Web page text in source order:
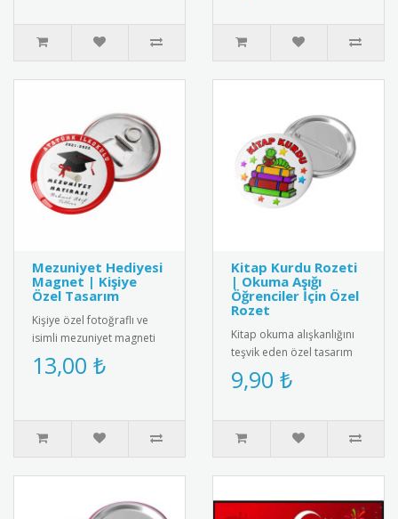
Mezuniyet Hediyesi
Magnet | Kişiye
Özel Tasarım
Kişiye özel fotoğraflı ve
isimli mezuniyet magneti
ile mezuniyet anını anlamlı
bir hediyeyle ölümsüz..
13,00 ₺
Kitap Kurdu Rozeti
| Okuma Aşığı
Öğrenciler İçin Özel
Rozet
Kitap okuma alışkanlığını
teşvik eden özel tasarım
rozet. Okuma sevgisini
yansıtan şık ve anlamlı bi..
9,90 ₺